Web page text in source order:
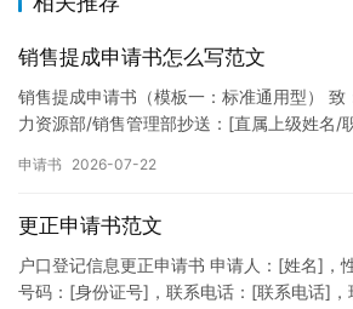
销售提成申请书怎么写范文
销售提成申请书（模板一：标准通用型）
力资源部/销售管理部抄送：[直属上级姓名/
申请书 2026-07-22
更正申请书范文
户口登记信息更正申请书 申请人：[姓名]，
号码：[身份证号]，联系电话：[联系电话]